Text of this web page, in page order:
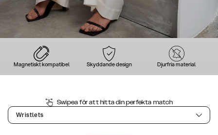
Magnetiskt kompatibel Skyddande design Djurfria material
Swipea för att hitta din perfekta match
Wristlets